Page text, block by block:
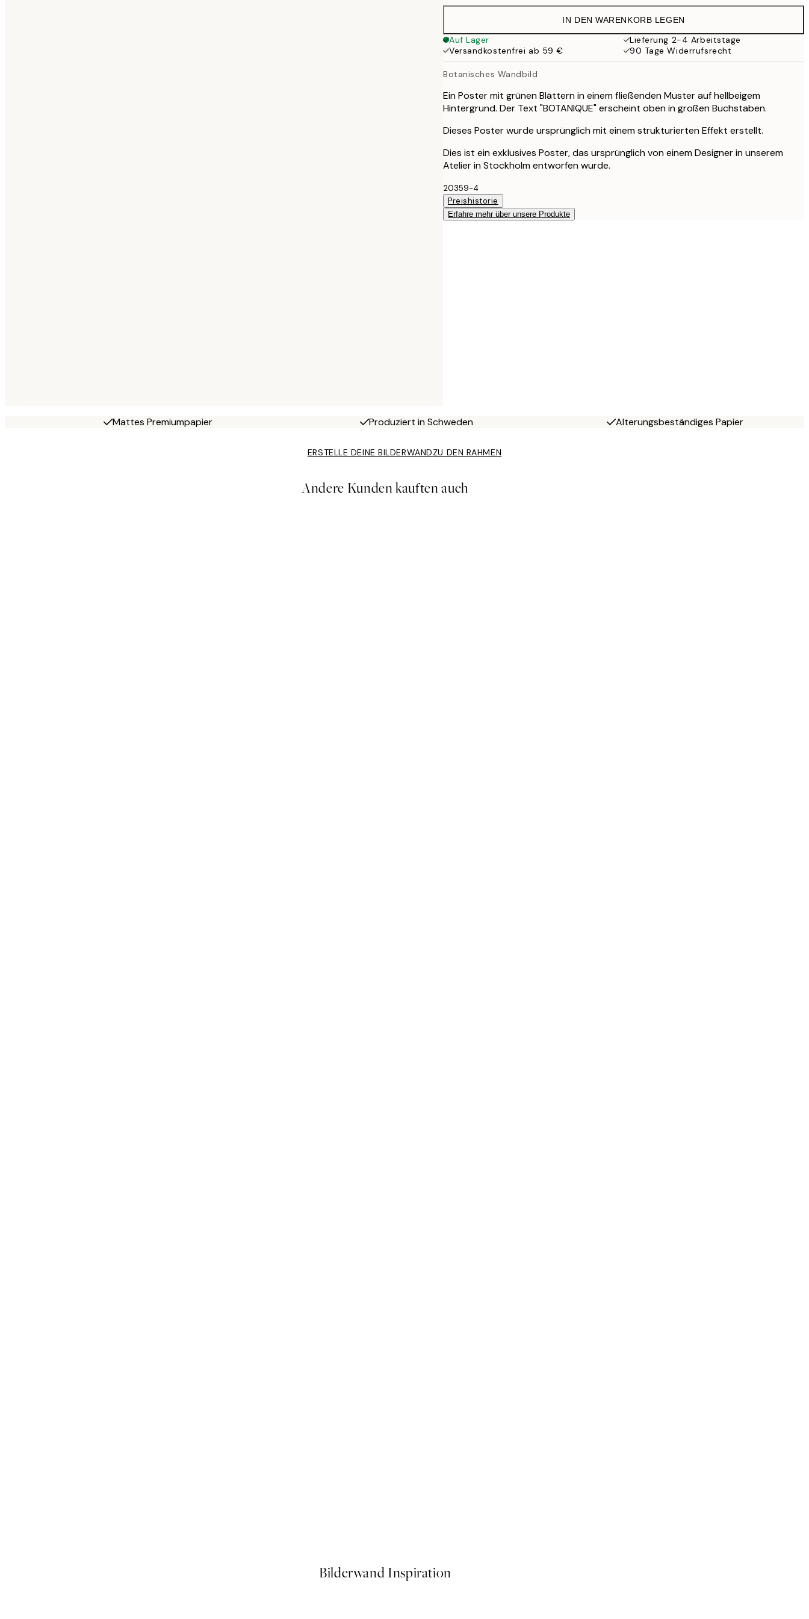
19,95 €
32,45 €
100x150 cm
119 €
IN DEN WARENKORB LEGEN
Auf Lager
Lieferung 2-4 Arbeitstage
Versandkostenfrei ab 59 €
90 Tage Widerrufsrecht
Botanisches Wandbild
Ein Poster mit grünen Blättern in einem fließenden Muster auf hellbeigem
Hintergrund. Der Text "BOTANIQUE" erscheint oben in großen Buchstaben.
Dieses Poster wurde ursprünglich mit einem strukturierten Effekt erstellt.
Dies ist ein exklusives Poster, das ursprünglich von einem Designer in unserem
Atelier in Stockholm entworfen wurde.
20359-4
Preishistorie
Erfahre mehr über unsere Produkte
Mattes Premiumpapier Produziert in Schweden Alterungsbeständiges Papier
ERSTELLE DEINE BILDERWANDZU DEN RAHMEN
Andere Kunden kauften auch
Bilderwand Inspiration